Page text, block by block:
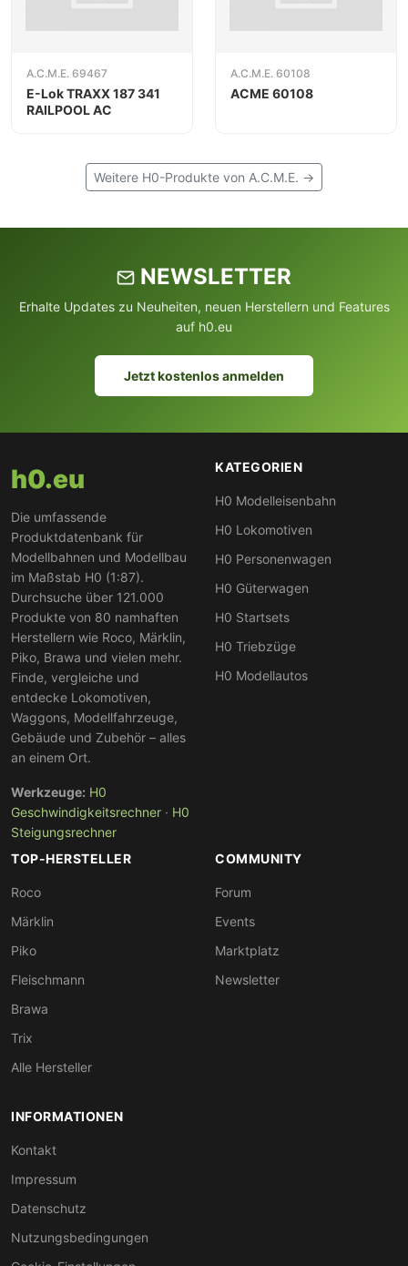
A.C.M.E. 69467
E-Lok TRAXX 187 341
RAILPOOL AC
A.C.M.E. 60108
ACME 60108
Weitere H0-Produkte von A.C.M.E. →
NEWSLETTER
Erhalte Updates zu Neuheiten, neuen Herstellern und Features
auf h0.eu
Jetzt kostenlos anmelden
h0.eu
Die umfassende
Produktdatenbank für
Modellbahnen und Modellbau
im Maßstab H0 (1:87).
Durchsuche über 121.000
Produkte von 80 namhaften
Herstellern wie Roco, Märklin,
Piko, Brawa und vielen mehr.
Finde, vergleiche und
entdecke Lokomotiven,
Waggons, Modellfahrzeuge,
Gebäude und Zubehör – alles
an einem Ort.
Werkzeuge: H0
Geschwindigkeitsrechner · H0
Steigungsrechner
KATEGORIEN
H0 Modelleisenbahn
H0 Lokomotiven
H0 Personenwagen
H0 Güterwagen
H0 Startsets
H0 Triebzüge
H0 Modellautos
TOP-HERSTELLER
Roco
Märklin
Piko
Fleischmann
Brawa
Trix
Alle Hersteller
COMMUNITY
Forum
Events
Marktplatz
Newsletter
INFORMATIONEN
Kontakt
Impressum
Datenschutz
Nutzungsbedingungen